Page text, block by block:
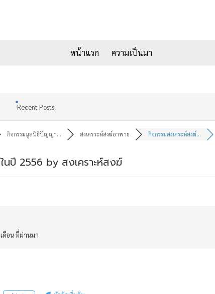
หน้าแรก ความเป็นมา
Recent Posts
กิจกรรมมูลนิธิปัญญา... สงเคราะห์สงฆ์อาพาธ กิจกรรมสงเคระห์สงฆ์...
นปี 2556 by สงเคราะห์สงฆ์
ดือน ที่ผ่านมา